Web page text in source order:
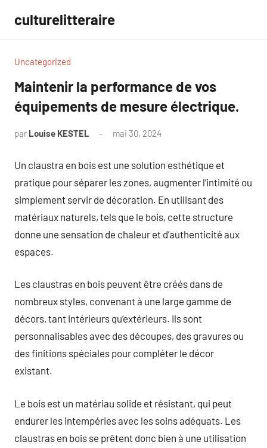
contenu
culturelitteraire
Uncategorized
Maintenir la performance de vos
équipements de mesure électrique.
par Louise KESTEL mai 30, 2024
Un claustra en bois est une solution esthétique et
pratique pour séparer les zones, augmenter l’intimité ou
simplement servir de décoration. En utilisant des
matériaux naturels, tels que le bois, cette structure
donne une sensation de chaleur et d’authenticité aux
espaces.
Les claustras en bois peuvent être créés dans de
nombreux styles, convenant à une large gamme de
décors, tant intérieurs qu’extérieurs. Ils sont
personnalisables avec des découpes, des gravures ou
des finitions spéciales pour compléter le décor
existant.
Le bois est un matériau solide et résistant, qui peut
endurer les intempéries avec les soins adéquats. Les
claustras en bois se prêtent donc bien à une utilisation